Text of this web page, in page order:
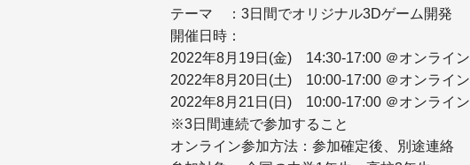
テーマ ：3日間でオリジナル3Dゲーム開発
開催日時：
2022年8月19日(金) 14:30-17:00 ＠オンライン
2022年8月20日(土) 10:00-17:00 ＠オンライン
2022年8月21日(日) 10:00-17:00 ＠オンライン
※3日間連続で参加すること
オンライン参加方法：参加確定後、別途連絡